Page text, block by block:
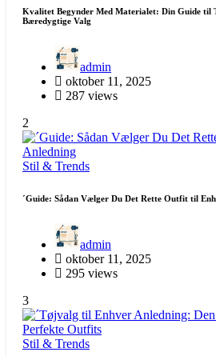
Kvalitet Begynder Med Materialet: Din Guide til
Bæredygtige Valg
admin
oktober 11, 2025
287 views
2
Stil & Trends
´Guide: Sådan Vælger Du Det Rette Outfit til
admin
oktober 11, 2025
295 views
3
Stil & Trends